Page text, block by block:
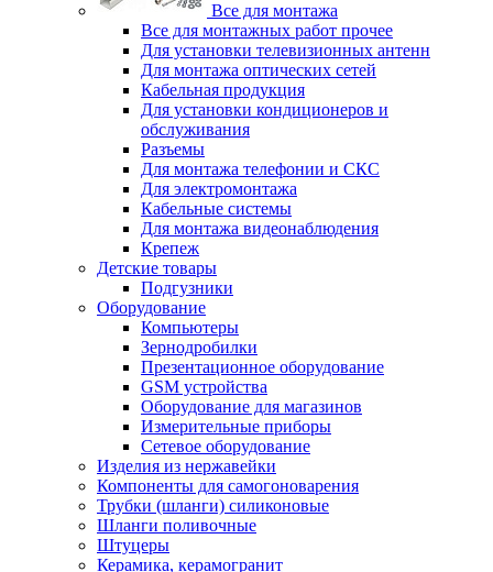
Все для монтажа
Все для монтажных работ прочее
Для установки телевизионных антенн
Для монтажа оптических сетей
Кабельная продукция
Для установки кондиционеров и
обслуживания
Разъемы
Для монтажа телефонии и СКС
Для электромонтажа
Кабельные системы
Для монтажа видеонаблюдения
Крепеж
Детские товары
Подгузники
Оборудование
Компьютеры
Зернодробилки
Презентационное оборудование
GSM устройства
Оборудование для магазинов
Измерительные приборы
Сетевое оборудование
Изделия из нержавейки
Компоненты для самогоноварения
Трубки (шланги) силиконовые
Шланги поливочные
Штуцеры
Керамика, керамогранит